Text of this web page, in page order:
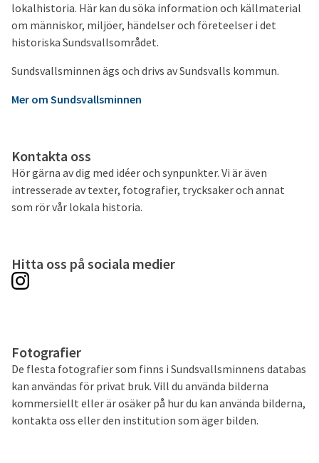
lokalhistoria. Här kan du söka information och källmaterial
om människor, miljöer, händelser och företeelser i det
historiska Sundsvallsområdet.
Sundsvallsminnen ägs och drivs av Sundsvalls kommun.
Mer om Sundsvallsminnen
Kontakta oss
Hör gärna av dig med idéer och synpunkter. Vi är även
intresserade av texter, fotografier, trycksaker och annat
som rör vår lokala historia.
Hitta oss på sociala medier
Fotografier
De flesta fotografier som finns i Sundsvallsminnens databas
kan användas för privat bruk. Vill du använda bilderna
kommersiellt eller är osäker på hur du kan använda bilderna,
kontakta oss eller den institution som äger bilden.